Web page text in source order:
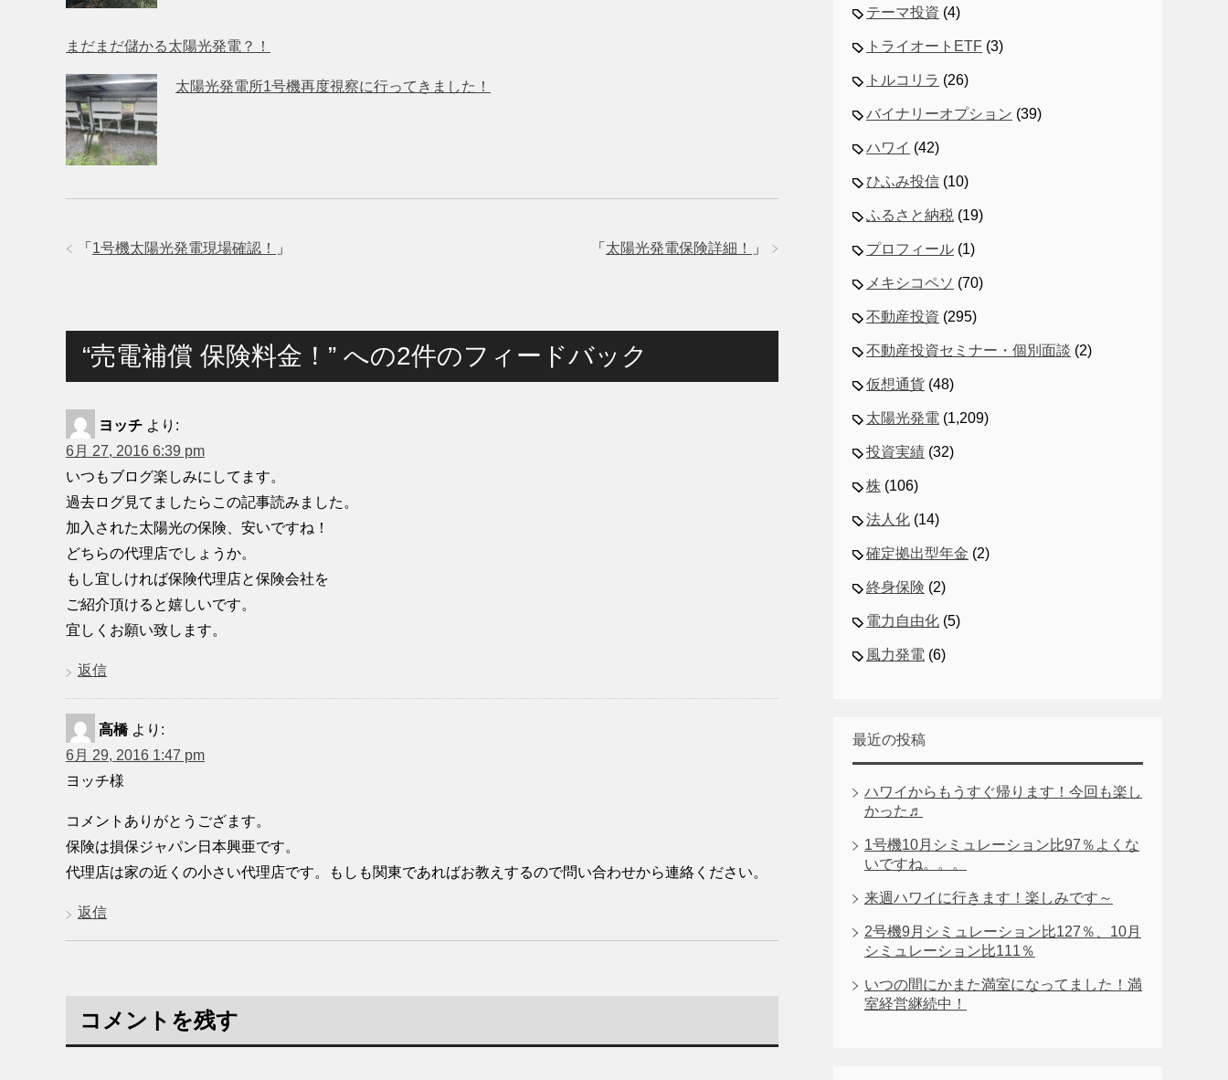
まだまだ儲かる太陽光発電？！
太陽光発電所1号機再度視察に行ってきました！
「 太陽光発電保険詳細！ 」
「 1号機太陽光発電現場確認！ 」
“売電補償 保険料金！” への2件のフィードバック
ヨッチ より:
6月 27, 2016 6:39 pm
いつもブログ楽しみにしてます。
過去ログ見てましたらこの記事読みました。
加入された太陽光の保険、安いですね！
どちらの代理店でしょうか。
もし宜しければ保険代理店と保険会社を
ご紹介頂けると嬉しいです。
宜しくお願い致します。
返信
高橋 より:
6月 29, 2016 1:47 pm
ヨッチ様
コメントありがとうござます。
保険は損保ジャパン日本興亜です。
代理店は家の近くの小さい代理店です。もしも関東であればお教えするので問い合わせから連絡ください。
返信
コメントを残す
テーマ投資 (4)
トライオートETF (3)
トルコリラ (26)
バイナリーオプション (39)
ハワイ (42)
ひふみ投信 (10)
ふるさと納税 (19)
プロフィール (1)
メキシコペソ (70)
不動産投資 (295)
不動産投資セミナー・個別面談 (2)
仮想通貨 (48)
太陽光発電 (1,209)
投資実績 (32)
株 (106)
法人化 (14)
確定拠出型年金 (2)
終身保険 (2)
電力自由化 (5)
風力発電 (6)
最近の投稿
ハワイからもうすぐ帰ります！今回も楽し
かった♬
1号機10月シミュレーション比97％よくな
いですね。。。
来週ハワイに行きます！楽しみです～
2号機9月シミュレーション比127％、10月
シミュレーション比111％
いつの間にかまた満室になってました！満
室経営継続中！